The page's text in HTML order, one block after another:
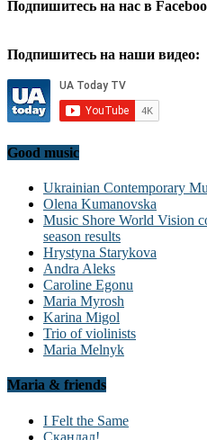
Подпишитесь на нас в
Подпишитесь на наши видео:
Good music
Ukrainian Contemporary
Olena Kumanovska
Music Shore World Vision
season results
Hrystyna Starykova
Andra Aleks
Caroline Egonu
Maria Myrosh
Karina Migol
Trio of violinists
Maria Melnyk
Maria & friends
I Felt the Same
Скандал!